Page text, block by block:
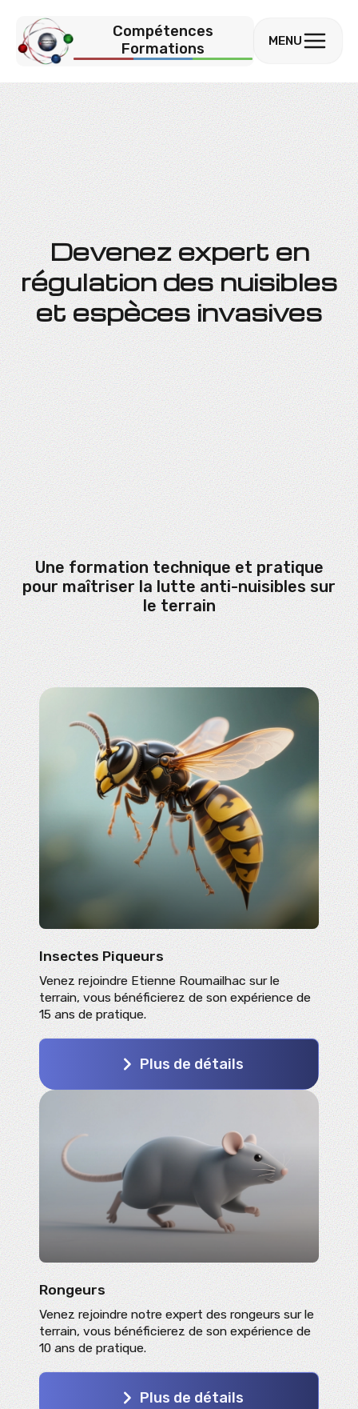
Compétences
Formations
MENU
Devenez expert en
régulation des nuisibles
et espèces invasives
Une formation technique et pratique
pour maîtriser la lutte anti-nuisibles sur
le terrain
Insectes Piqueurs
Venez rejoindre Etienne Roumailhac sur le
terrain, vous bénéficierez de son expérience de
15 ans de pratique.
Plus de détails
Rongeurs
Venez rejoindre notre expert des rongeurs sur le
terrain, vous bénéficierez de son expérience de
10 ans de pratique.
Plus de détails